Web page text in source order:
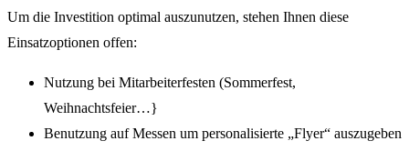
Um die Investition optimal auszunutzen, stehen Ihnen diese
Einsatzoptionen offen:
Nutzung bei Mitarbeiterfesten (Sommerfest,
Weihnachtsfeier…}
Benutzung auf Messen um personalisierte „Flyer“ auszugeben